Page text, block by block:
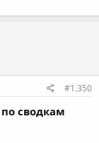
#1.350
сводкам